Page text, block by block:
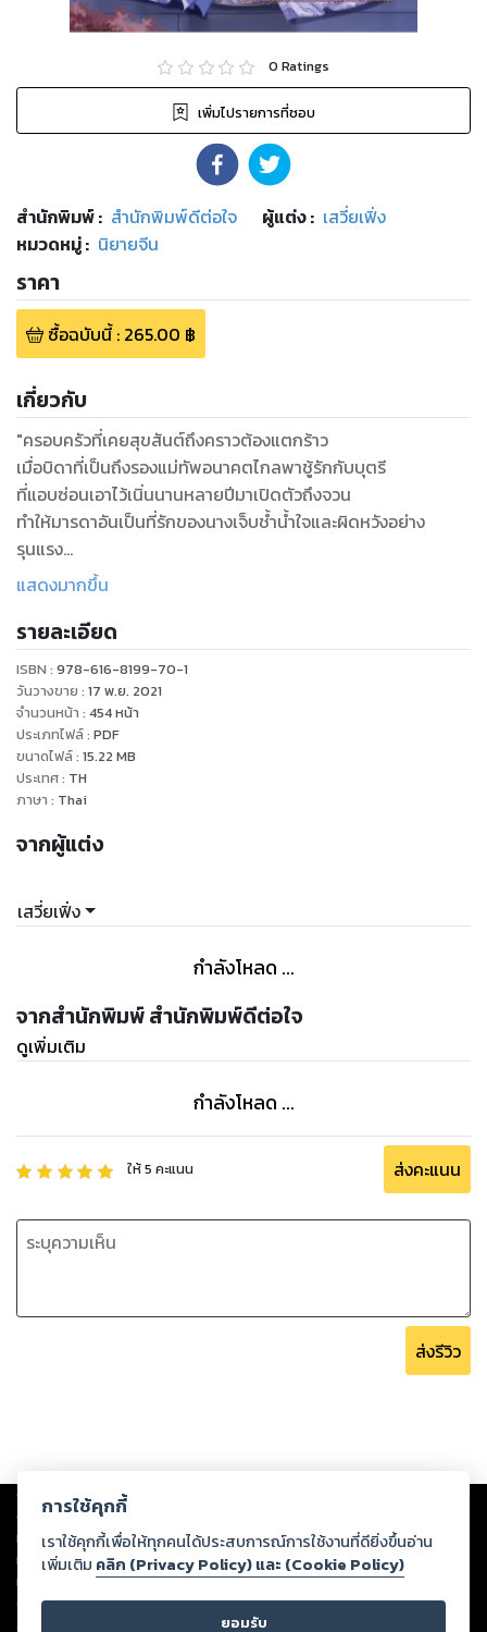
0 Ratings
เพิ่มไปรายการที่ชอบ
สำนักพิมพ์: สำนักพิมพ์ดีต่อใจ ผู้แต่ง : เสวี่ยเฟิ่ง
หมวดหมู่: นิยายจีน
ราคา
ซื้อฉบับนี้: 265.00 ฿
เกี่ยวกับ
"ครอบครัวที่เคยสุขสันต์ถึงคราวต้องแตกร้าว
เมื่อบิดาที่เป็นถึงรองแม่ทัพอนาคตไกลพาชู้รักกับบุตรี
ที่แอบซ่อนเอาไว้เนิ่นนานหลายปีมาเปิดตัวถึงจวน
ทำให้มารดาอันเป็นที่รักของนางเจ็บช้ำน้ำใจและผิดหวังอย่าง
รุนแรง
และเพียงเพื่อปกป้องชู้รักที่แสร้งทำตัวเป็นสตรีอ่อนแอ
ที่คงหลงลืมไปชั่วขณะว่าเป็นเหตุผลสำคัญ
ที่ทำให้ตนเองมีทุกสิ่งทุกอย่างในวันนี้
สุดท้ายแล้วมารดาผู้คับแค้นใจจึงถูกนางร้ายข้ามภพทะลุมิติมาสิง
ร่าง
ซึ่งทุกสิ่งที่เกิดขึ้นตรงหน้าล้วนเป็นไปตามเรื่องราวในนิยาย
ที่นางยังอ่านไม่จบในชาติที่แล้วทุกประการ
ตายจริงๆ ในเมื่อมารดาของข้าคือนางร้าย
"
แสดงมากขึ้น
รายละเอียด
ISBN : 978-616-8199-70-1
วันวางขาย : 17 พ.ย. 2021
จำนวนหน้า : 454หน้า
ประเภทไฟล์: PDF
ขนาดไฟล์: 15.22 MB
ประเทศ: TH
ภาษา : Thai
จากผู้แต่ง
เสวี่ยเฟิ่ง
กำลังโหลด ...
จากสำนักพิมพ์ สำนักพิมพ์ดีต่อใจ
ดูเพิ่มเติม
กำลังโหลด ...
ให้5 คะแนน ส่งคะแนน
ส่งรีวิว
Copyright © 2026
ต่อผลงานหรือเนื้อหาใดที่อัปโหลดผ่านเว็บไซต์และปรากฏว่าละเมิดสิทธิใน
ทรัพย์สินทางปัญญาของบุคคลอื่นหรือขัดต่อกฎหมายและศีลธรรม ดังนั้น ผู้อ่าน
ทุกท่านโปรดใช้วิจารณญาณในการกลั่นกรองด้วยตนเอง และหากท่านพบว่าส่วน
หนึ่งส่วนใดขัดต่อกฎหมายและศีลธรรม กรุณาแจ้งมายังบริษัท เพื่อทีมงานจะได้
ดำเนินการในทันที ทั้งนี้ ทางสตอรี่ล็อกขอสงวนลิขสิทธิ์ตามพระราชบัญญัติ
ลิขสิทธิ์ พ.ศ. 2537 (ฉบับล่าสุด)
การใช้คุกกี้
เราใช้คุกกี้เพื่อให้ทุกคนได้ประสบการณ์การใช้งานที่ดียิ่งขึ้นอ่าน
เพิ่มเติม คลิก (Privacy Policy) และ (Cookie Policy)
ยอมรับ